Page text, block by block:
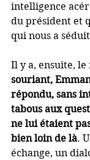
intelligence
du président et
qui nous a
Il y a, ensuite, le
souriant,
répondu, sans
tabous aux
ne lui étaient
bien loin de là.
échange, un